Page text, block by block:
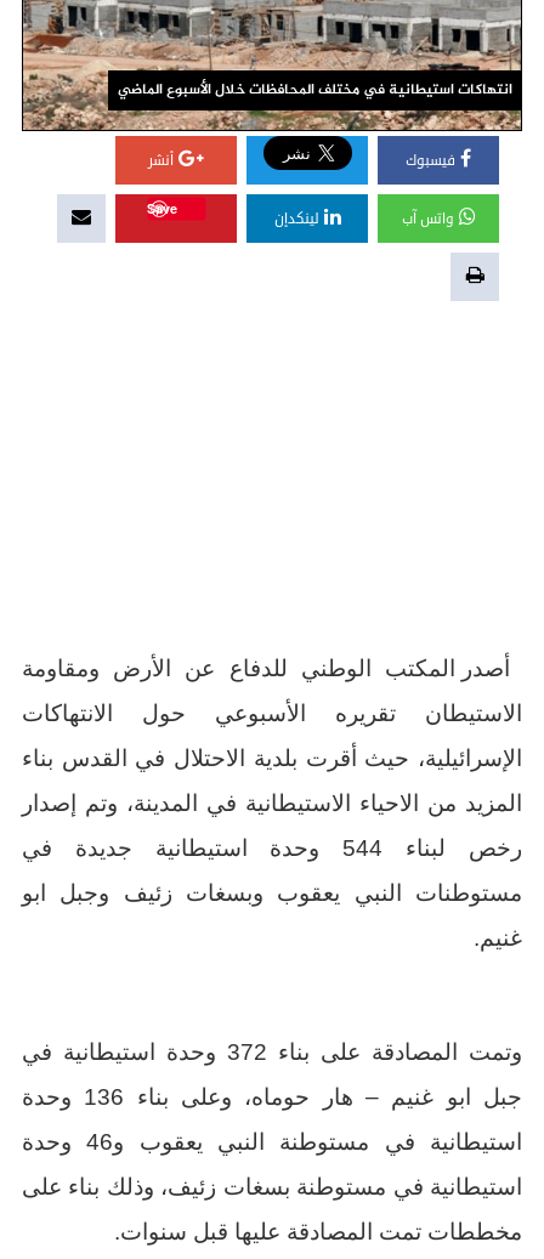
انتهاكات استيطانية في مختلف المحافظات خلال الأسبوع الماضي
فيسبوك أنشر
واتس آب لينكدإن
Save
أصدر المكتب الوطني للدفاع عن الأرض ومقاومة
الاستيطان تقريره الأسبوعي حول الانتهاكات
الإسرائيلية، حيث أقرت بلدية الاحتلال في القدس بناء
المزيد من الاحياء الاستيطانية في المدينة، وتم إصدار
رخص لبناء 544 وحدة استيطانية جديدة في
مستوطنات النبي يعقوب وبسغات زئيف وجبل ابو
غنيم.
وتمت المصادقة على بناء 372 وحدة استيطانية في
جبل ابو غنيم – هار حوماه، وعلى بناء 136 وحدة
استيطانية في مستوطنة النبي يعقوب و46 وحدة
استيطانية في مستوطنة بسغات زئيف، وذلك بناء على
مخططات تمت المصادقة عليها قبل سنوات.